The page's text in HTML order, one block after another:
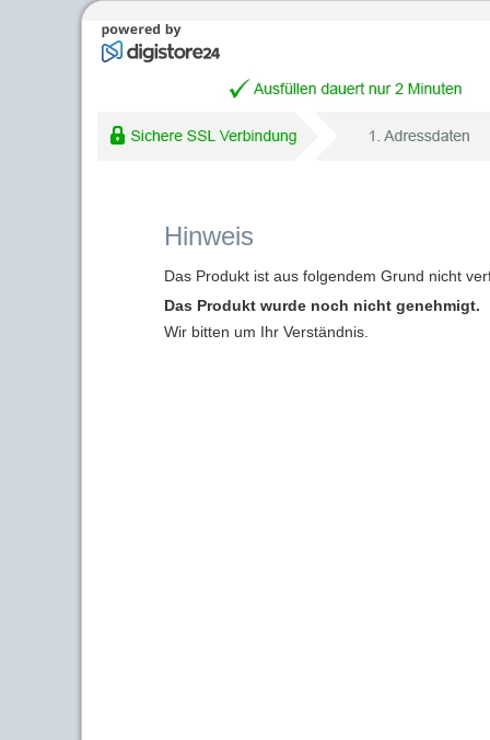
Hinweis
Das Produkt ist aus folgendem Grund nicht
Das Produkt wurde noch nicht genehmigt.
Wir bitten um Ihr Verständnis.